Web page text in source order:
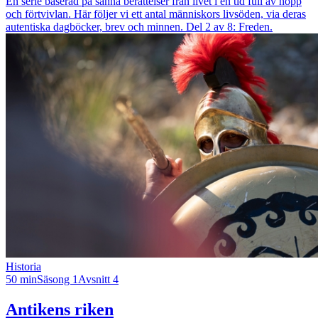
och förtvivlan. Här följer vi ett antal människors livsöden, via deras
autentiska dagböcker, brev och minnen. Del 2 av 8: Freden.
Historia
50 minSäsong 1 Avsnitt 4
Antikens riken